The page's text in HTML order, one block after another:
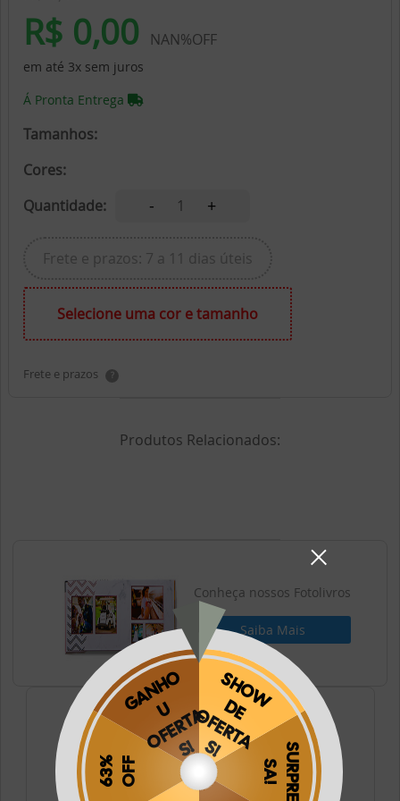
R$ 0,00 NAN%OFF
em até 3x sem juros
Á Pronta Entrega
Tamanhos:
Cores:
Quantidade:
- 1 +
Frete e prazos: 7 a 11 dias úteis
Selecione uma cor e tamanho
Frete e prazos ?
Produtos Relacionados:
Conheça nossos Fotolivros
Saiba Mais
Conheça nossos Fotos
Saiba Mais